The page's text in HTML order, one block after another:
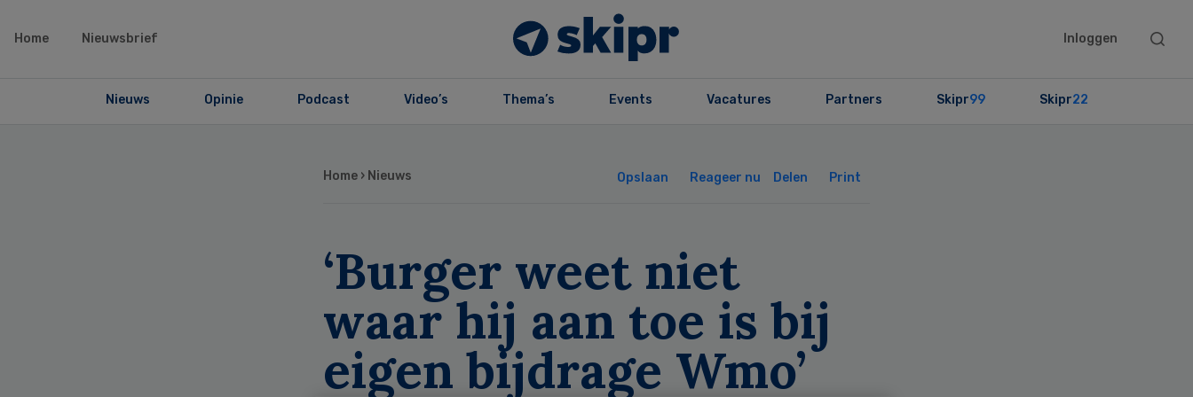
Home Nieuwsbrief Inloggen
Search
Nieuws Opinie Podcast Video’s Thema’s Events Vacatures Partners Skipr99 Skipr22
Home › Nieuws Opslaan Reageer nu Delen Print
‘Burger weet niet
waar hij aan toe is bij
eigen bijdrage Wmo’